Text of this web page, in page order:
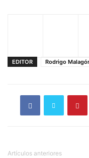
EDITOR Rodrigo
Artículos anteriores